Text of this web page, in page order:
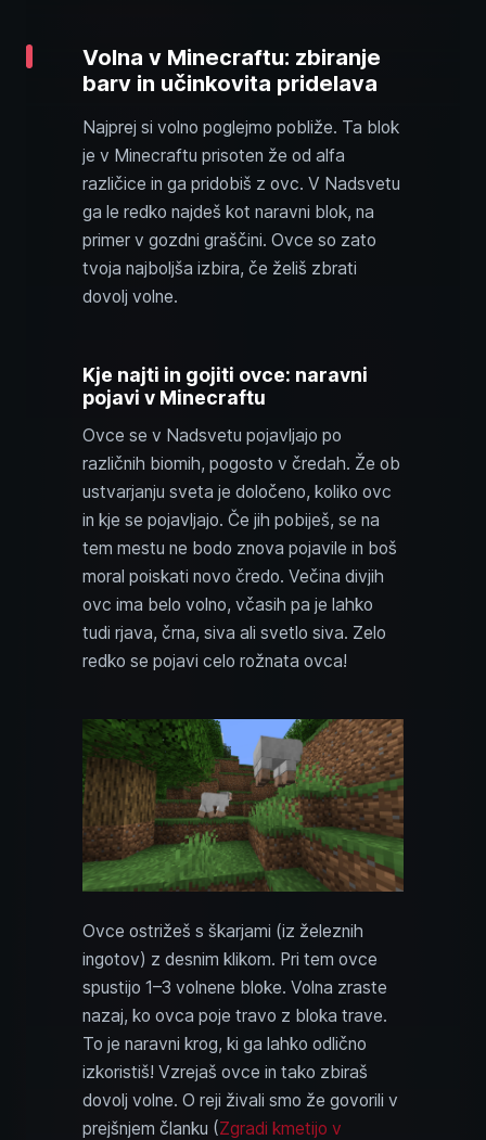
Volna v Minecraftu: zbiranje
barv in učinkovita pridelava
Najprej si volno poglejmo pobliže. Ta blok
je v Minecraftu prisoten že od alfa
različice in ga pridobiš z ovc. V Nadsvetu
ga le redko najdeš kot naravni blok, na
primer v gozdni graščini. Ovce so zato
tvoja najboljša izbira, če želiš zbrati
dovolj volne.
Kje najti in gojiti ovce: naravni
pojavi v Minecraftu
Ovce se v Nadsvetu pojavljajo po
različnih biomih, pogosto v čredah. Že ob
ustvarjanju sveta je določeno, koliko ovc
in kje se pojavljajo. Če jih pobiješ, se na
tem mestu ne bodo znova pojavile in boš
moral poiskati novo čredo. Večina divjih
ovc ima belo volno, včasih pa je lahko
tudi rjava, črna, siva ali svetlo siva. Zelo
redko se pojavi celo rožnata ovca!
Ovce ostrižeš s škarjami (iz železnih
ingotov) z desnim klikom. Pri tem ovce
spustijo 1–3 volnene bloke. Volna zraste
nazaj, ko ovca poje travo z bloka trave.
To je naravni krog, ki ga lahko odlično
izkoristiš! Vzrejaš ovce in tako zbiraš
dovolj volne. O reji živali smo že govorili v
prejšnjem članku (Zgradi kmetijo v